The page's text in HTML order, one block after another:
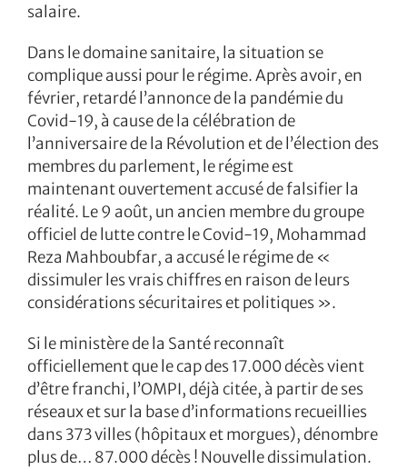
salaire.
Dans le domaine sanitaire, la situation se
complique aussi pour le régime. Après avoir, en
février, retardé l’annonce de la pandémie du
Covid-19, à cause de la célébration de
l’anniversaire de la Révolution et de l’élection des
membres du parlement, le régime est
maintenant ouvertement accusé de falsifier la
réalité. Le 9 août, un ancien membre du groupe
officiel de lutte contre le Covid-19, Mohammad
Reza Mahboubfar, a accusé le régime de «
dissimuler les vrais chiffres en raison de leurs
considérations sécuritaires et politiques ».
Si le ministère de la Santé reconnaît
officiellement que le cap des 17.000 décès vient
d’être franchi, l’OMPI, déjà citée, à partir de ses
réseaux et sur la base d’informations recueillies
dans 373 villes (hôpitaux et morgues), dénombre
plus de… 87.000 décès ! Nouvelle dissimulation.